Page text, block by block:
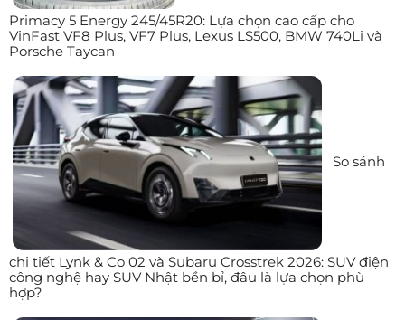
Primacy 5 Energy 245/45R20: Lựa chọn cao cấp cho
VinFast VF8 Plus, VF7 Plus, Lexus LS500, BMW 740Li và
Porsche Taycan
So sánh
chi tiết Lynk & Co 02 và Subaru Crosstrek 2026: SUV điện
công nghệ hay SUV Nhật bền bỉ, đâu là lựa chọn phù
hợp?